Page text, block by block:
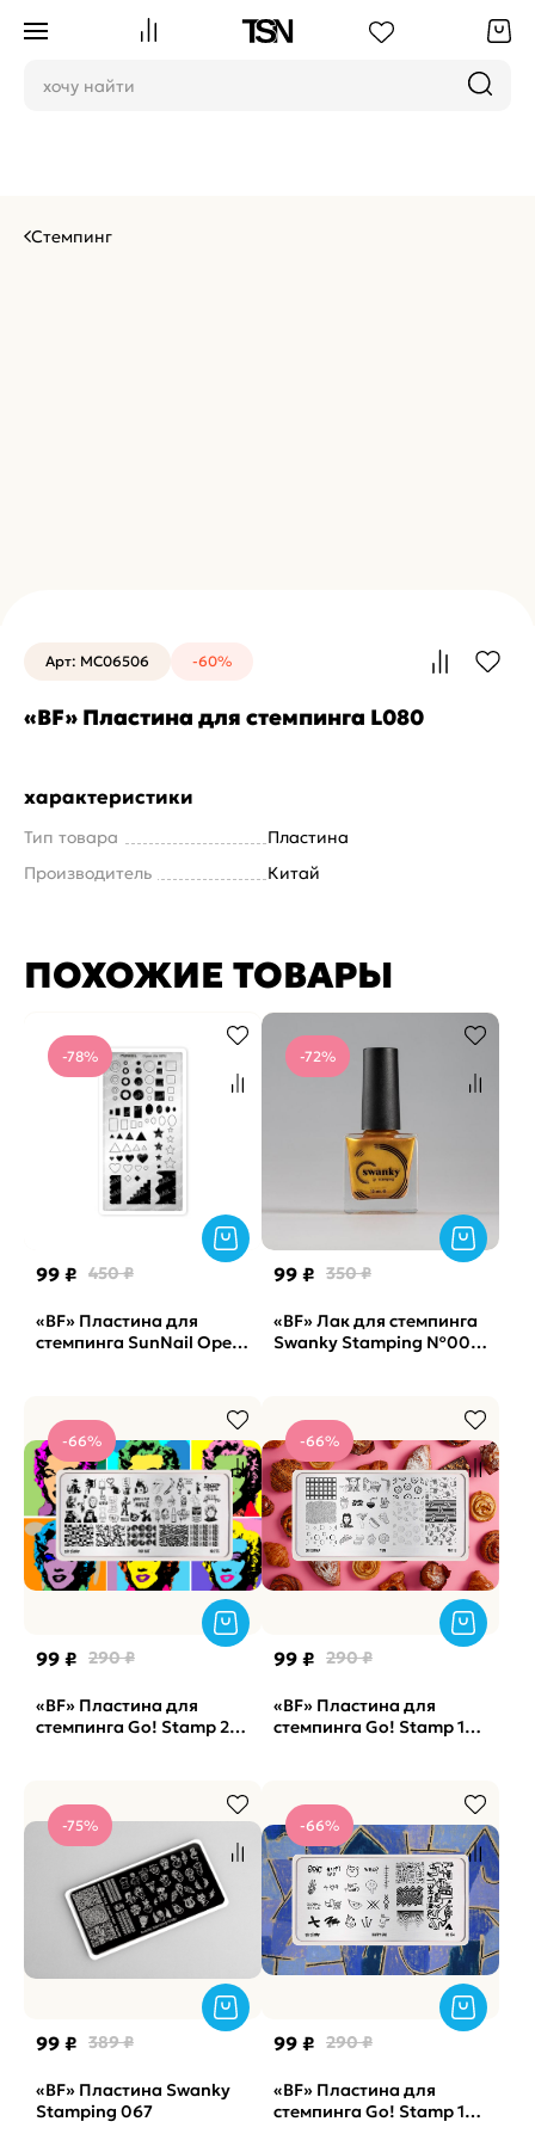
Стемпинг
Арт: MC06506 -60%
«BF» Пластина для стемпинга L080
характеристики
Тип товара
Пластина
Производитель
Китай
ПОХОЖИЕ ТОВАРЫ
-78%
99 ₽ 450 ₽
«BF» Пластина для
стемпинга SunNail Open
-72%
99 ₽ 350 ₽
«BF» Лак для стемпинга
Swanky Stamping №003,
-66%
99 ₽ 290 ₽
«BF» Пластина для
стемпинга Go! Stamp 275
-66%
99 ₽ 290 ₽
«BF» Пластина для
стемпинга Go! Stamp 118
-75%
99 ₽ 389 ₽
«BF» Пластина Swanky
Stamping 067
-66%
99 ₽ 290 ₽
«BF» Пластина для
стемпинга Go! Stamp 174